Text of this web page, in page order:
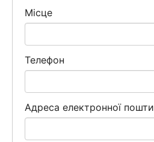
Місце
Телефон
Адреса електронної пошти